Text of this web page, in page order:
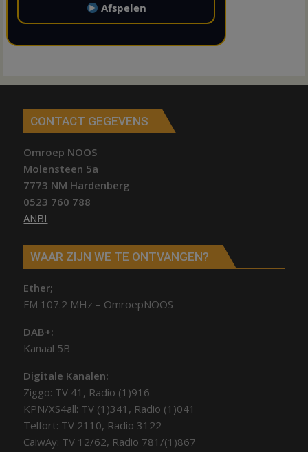
Afspelen
CONTACT GEGEVENS
Omroep NOOS
Molensteen 5a
7773 NM Hardenberg
0523 760 788
ANBI
WAAR ZIJN WE TE ONTVANGEN?
Ether;
FM 107.2 MHz – OmroepNOOS
DAB+:
Kanaal 5B
Digitale Kanalen:
Ziggo: TV 41, Radio (1)916
KPN/XS4all: TV (1)341, Radio (1)041
Telfort: TV 2110, Radio 3122
CaiwAy: TV 12/62, Radio 781/(1)867